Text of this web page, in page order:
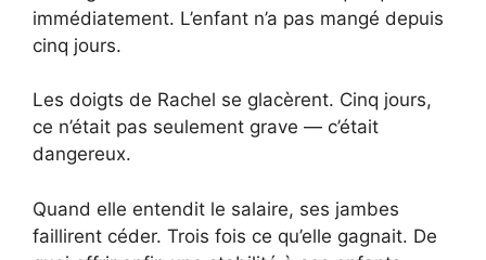
immédiatement. L’enfant n’a pas mangé depuis
cinq jours.
Les doigts de Rachel se glacèrent. Cinq jours,
ce n’était pas seulement grave — c’était
dangereux.
Quand elle entendit le salaire, ses jambes
faillirent céder. Trois fois ce qu’elle gagnait. De